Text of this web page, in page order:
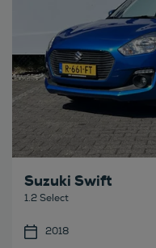
Suzuki Swift
1.2 Select
2018